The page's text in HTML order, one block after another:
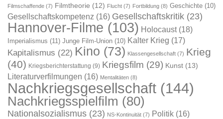
Filmschaffende (7) Filmtheorie (12) Flucht (7) Fortbildung (8) Geschichte (10)
Gesellschaftskompetenz (16) Gesellschaftskritik (23)
Hannover-Filme (103) Holocaust(18)
Imperialismus (11) Junge Film-Union (10) Kalter Krieg (17)
Kapitalismus (22) Kino (73) Klassengesellschaft (7) Krieg
(40) Kriegsberichterstattung (9) Kriegsfilm (29) Kunst (13)
Literaturverfilmungen (16) Mentalitäten (8)
Nachkriegsgesellschaft (144)
Nachkriegsspielfilm (80)
Nationalsozialismus (23) NS-Kontinuität (7) Politik (16)